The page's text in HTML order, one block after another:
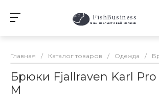
FishBusiness
Ваш нахлыстовый магазин
Главная / Каталог товаров / Одежда /
Брюки Fjallraven Karl Pro
M